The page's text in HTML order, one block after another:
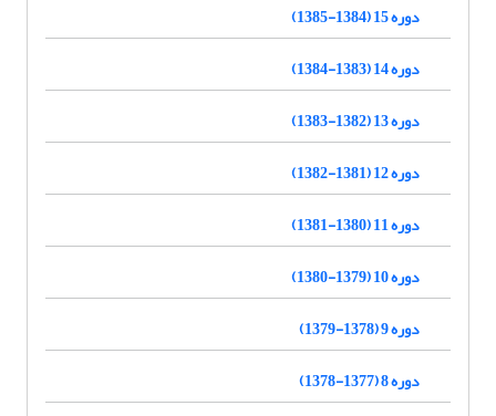
دوره 15 (1384-1385)
دوره 14 (1383-1384)
دوره 13 (1382-1383)
دوره 12 (1381-1382)
دوره 11 (1380-1381)
دوره 10 (1379-1380)
دوره 9 (1378-1379)
دوره 8 (1377-1378)